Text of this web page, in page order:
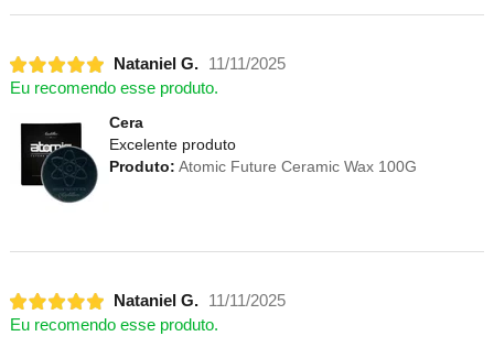
Nataniel G.
11/11/2025
Eu recomendo esse produto.
Cera
Excelente produto
Produto: Atomic Future Ceramic Wax 100G
Nataniel G.
11/11/2025
Eu recomendo esse produto.